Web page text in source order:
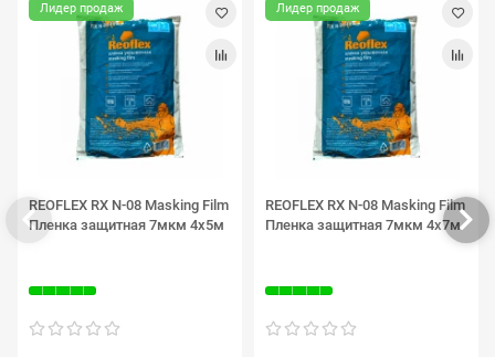
Лидер продаж
REOFLEX RX N-08 Masking Film
Пленка защитная 7мкм 4х5м
Лидер продаж
REOFLEX RX N-08 Masking Film
Пленка защитная 7мкм 4х7м